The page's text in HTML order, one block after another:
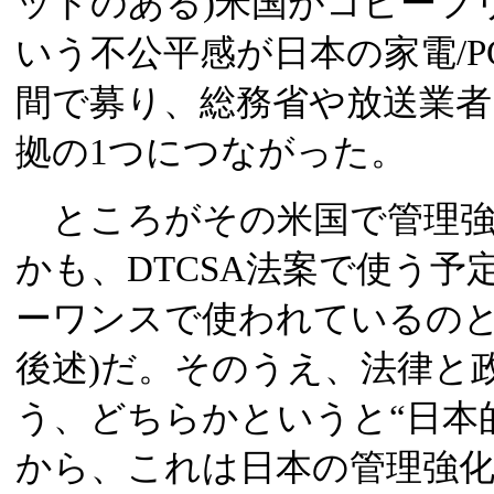
いう不公平感が日本の家電/
間で募り、総務省や放送業
拠の1つにつながった。
ところがその米国で管理
かも、DTCSA法案で使う予
ーワンスで使われているの
後述)だ。そのうえ、法律と
う、どちらかというと“日
から、これは日本の管理強